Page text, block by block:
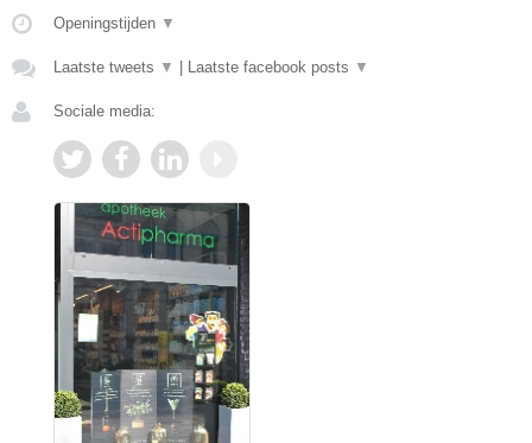
Openingstijden ▼
Laatste tweets ▼ Laatste facebook posts ▼
Sociale media: